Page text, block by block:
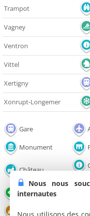
Trampot
Vagney
Ventron
Vittel
Xertigny
Xonrupt-Longemer
Gare
Monument
Château
Point de vue
Congrès - Parc
Nous nous
internautes